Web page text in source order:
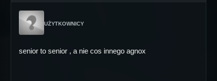
UŻYTKOWNICY
senior to senior , a nie cos innego agnox